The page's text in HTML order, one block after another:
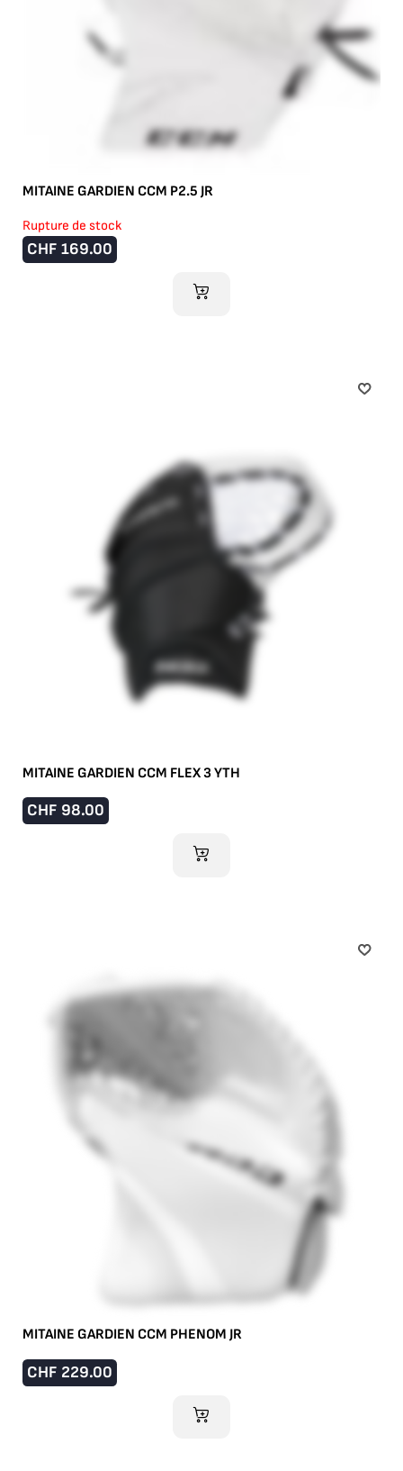
MITAINE GARDIEN CCM P2.5 JR
Rupture de stock
CHF 169.00
AJOUTER AU PANIER
MITAINE GARDIEN CCM FLEX 3 YTH
CHF 98.00
AJOUTER AU PANIER
MITAINE GARDIEN CCM PHENOM JR
CHF 229.00
AJOUTER AU PANIER